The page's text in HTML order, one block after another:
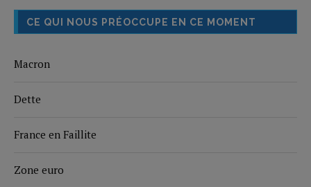
CE QUI NOUS PRÉOCCUPE EN CE MOMENT
Macron
Dette
France en Faillite
Zone euro